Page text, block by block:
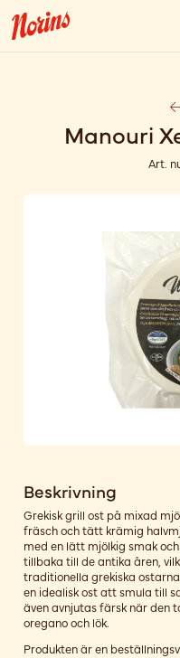
Manouri
Art.
Beskrivning
Grekisk grill ost på mixad
fräsch och tätt krämig
med en lätt mjölkig smak
tillbaka till de antika åren,
traditionella grekiska
en idealisk ost att smula till
även avnjutas färsk när den
oregano och lök.
Produkten är en